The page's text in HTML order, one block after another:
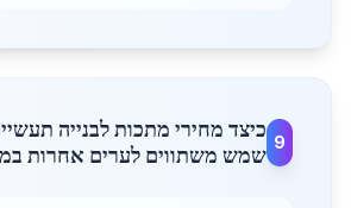
9
כיצד מחירי מתכות לבנייה
שמש משתווים לערים אחרות